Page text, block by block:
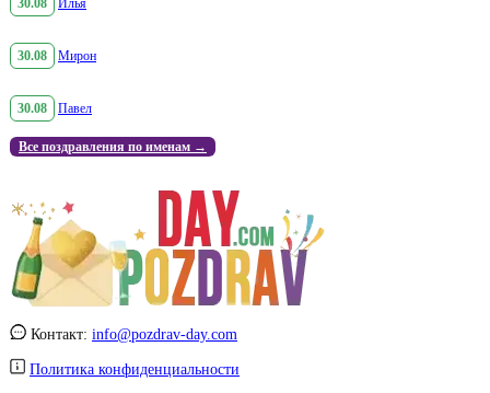
30.08 Илья
30.08 Мирон
30.08 Павел
Все поздравления по именам →
Контакт: info@pozdrav-day.com
Политика конфиденциальности